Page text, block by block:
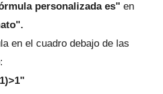
personalizada es" en
en el cuadro debajo de las